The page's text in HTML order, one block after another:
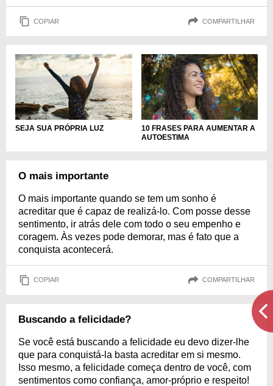
COPIAR COMPARTILHAR
SEJA SUA PRÓPRIA LUZ
10 FRASES PARA AUMENTAR A
AUTOESTIMA
O mais importante
O mais importante quando se tem um sonho é
acreditar que é capaz de realizá-lo. Com posse desse
sentimento, ir atrás dele com todo o seu empenho e
coragem. Às vezes pode demorar, mas é fato que a
conquista acontecerá.
COPIAR COMPARTILHAR
Buscando a felicidade?
Se você está buscando a felicidade eu devo dizer-lhe
que para conquistá-la basta acreditar em si mesmo.
Isso mesmo, a felicidade começa dentro de você, com
sentimentos como confiança, amor-próprio e respeito!